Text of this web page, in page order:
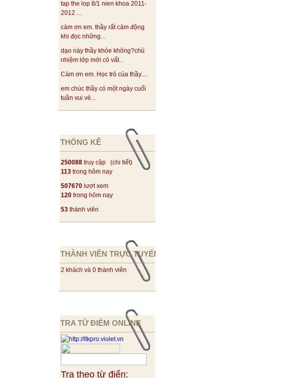
tap the lop 8/1 nien khoa 2011-
2012 ...
cám ơn em. thầy rất cảm động
khi đọc những...
dạo này thầy khỏe không?chủ
nhiệm lớp mới có vất...
Cám ơn em. Học trò của thầy....
em chúc thầy có một ngày cuối
tuần vui vẻ...
THỐNG KÊ
250088 truy cập (chi tiết)
113 trong hôm nay
507670 lượt xem
120 trong hôm nay
53 thành viên
THÀNH VIÊN TRỰC TUYẾN
2 khách và 0 thành viên
TRA TỪ ĐIỂM ONLINE
Tra theo từ điển: